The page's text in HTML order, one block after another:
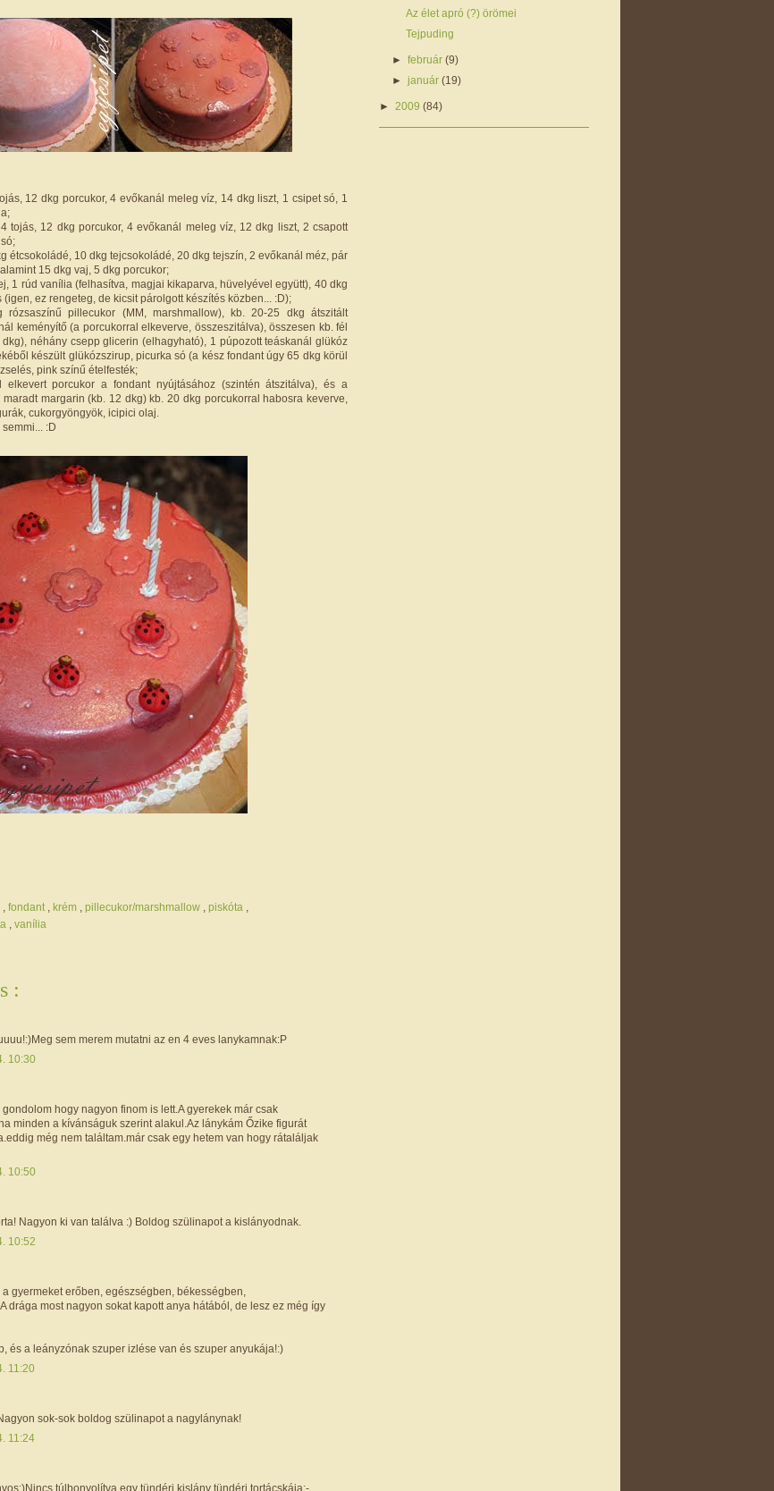
12 dkg porcukor, 4 evőkanál meleg víz, 14 dkg liszt, 1 csipet só, 1
4 tojás, 12 dkg porcukor, 4 evőkanál meleg víz, 12 dkg liszt, 2 csapott
étcsokoládé, 10 dkg tejcsokoládé, 20 dkg tejszín, 2 evőkanál méz, pár
15 dkg vaj, 5 dkg porcukor;
1 rúd vanília (felhasítva, magjai kikaparva, hüvelyével együtt), 40 dkg
(igen, ez rengeteg, de kicsit párolgott készítés közben... :D);
rózsaszínű pillecukor (MM, marshmallow), kb. 20-25 dkg átszitált
keményítő (a porcukorral elkeverve, összeszitálva), összesen kb. fél
néhány csepp glicerin (elhagyható), 1 púpozott teáskanál glükóz
készült glükózszirup, picurka só (a kész fondant úgy 65 dkg körül
pink színű ételfesték;
elkevert porcukor a fondant nyújtásához (szintén átszitálva), és a
margarin (kb. 12 dkg) kb. 20 dkg porcukorral habosra keverve,
cukorgyöngyök, icipici olaj.
:D
fondant krém pillecukor/marshmallow piskóta
vanília
:
sem merem mutatni az en 4 eves lanykamnak:P
10:30
hogy nagyon finom is lett.A gyerekek már csak
minden a kívánságuk szerint alakul.Az lánykám Őzike figurát
még nem találtam.már csak egy hetem van hogy rátaláljak
10:50
Nagyon ki van találva :) Boldog szülinapot a kislányodnak.
10:52
gyermeket erőben, egészségben, békességben,
drága most nagyon sokat kapott anya hátából, de lesz ez még így
és a leányzónak szuper izlése van és szuper anyukája!:)
11:20
sok-sok boldog szülinapot a nagylánynak!
11:24
túlbonyolítva,egy tündéri kislány tündéri tortácskája:-
Az élet apró (?) örömei
Tejpuding
►február(9)
►január(19)
► 2009 (84)